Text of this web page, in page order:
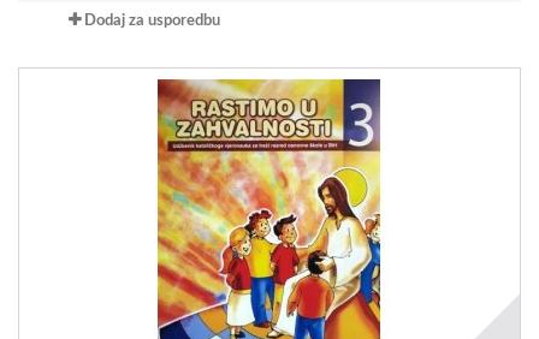
Dodaj za usporedbu